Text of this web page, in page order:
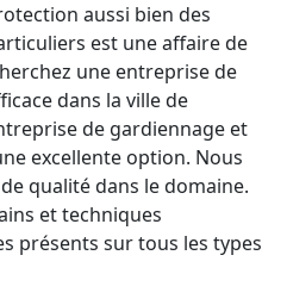
aussi bien des
est une affaire de
une entreprise de
dans la ville de
de gardiennage et
excellente option. Nous
qualité dans le domaine.
et techniques
présents sur tous les types